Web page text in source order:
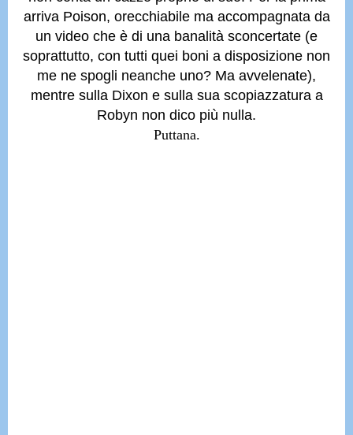
arriva Poison, orecchiabile ma accompagnata da
un video che è di una banalità sconcertate (e
soprattutto, con tutti quei boni a disposizione non
me ne spogli neanche uno? Ma avvelenate),
mentre sulla Dixon e sulla sua scopiazzatura a
Robyn non dico più nulla.
Puttana.